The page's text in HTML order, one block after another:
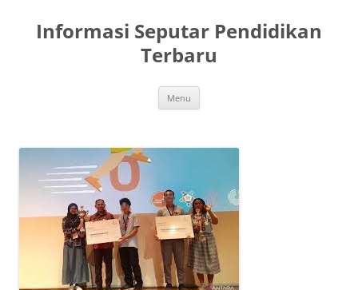
content
Informasi Seputar Pendidikan
Terbaru
Menu